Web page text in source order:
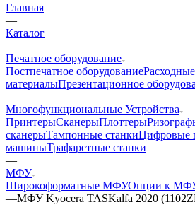
Главная
—
Каталог
—
Печатное оборудование
Постпечатное оборудованиеРасходные
материалыПрезентационное
—
Многофункциональные Устройства
ПринтерыСканерыПлоттеры
сканерыТампонные станкиЦифровые
машиныТрафаретные станки
—
МФУ
Широкоформатные МФУОпции к
—МФУ Kyocera TASKalfa 2020